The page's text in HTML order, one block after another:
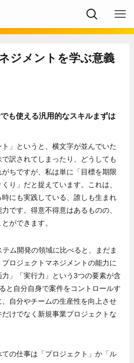
ジメントを学ぶ意義
も使える汎用的なスキルまずは
ト」というと、横文字が並んでいた
訳されてしまったり、どうしても
ちですが、私は単に「目標を期限
り」だと捉えています。これは、
にも実践している、誰しも生まれ
です。得意不得意はあるものの、
ができます。
ム開発の領域に比べると、まだま
ロジェクトマネジメントの能力に
」「実行力」という3つの要素が含
と自分自身で案件をコントロールす
自分やチームの生産性を向上させ
けでなく新規事業プロジェクトな
の仕事は「プロジェクト」か「ル